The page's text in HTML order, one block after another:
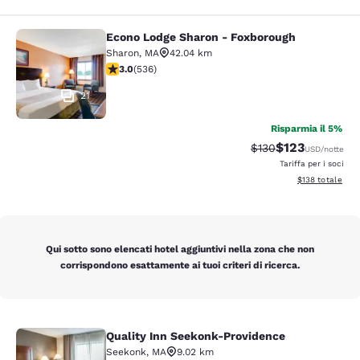
Econo Lodge Sharon - Foxborough
21
Econo Lodge Sharon - Foxborough
Sharon, MA
42.04 km
Valutazione di 3.01 stelle. Discreto. 536 recensioni
3.0(536)
Risparmia il 5%
Tariffa di barratura:
$130Tariffa
$123USD/notte
Tariffa per i soci
Visualizza i
$138 totale
Qui sotto sono elencati hotel aggiuntivi nella zona che non
corrispondono esattamente ai tuoi criteri di ricerca.
Quality Inn Seekonk-Providence
Quality Inn Seekonk-Providence
Seekonk, MA
9.02 km